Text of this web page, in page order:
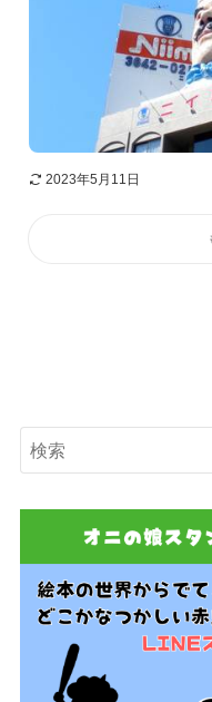
2023年5月11日